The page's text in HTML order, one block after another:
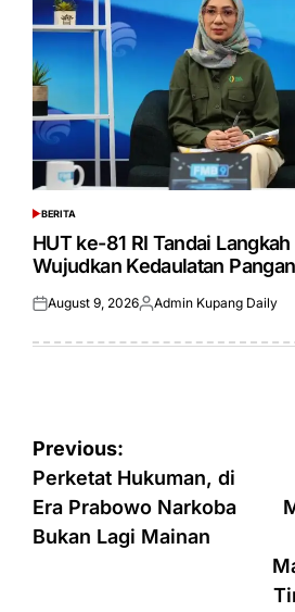
POSTED
IN
BERITA
HUT ke-81 RI Tandai
Wujudkan Kedaulatan
Posted
August 9, 2026Posted
Admin Kupang Daily
Post
navigation
Previous:
Perketat Hukuman, di
Era Prabowo Narkoba
Bukan Lagi Mainan